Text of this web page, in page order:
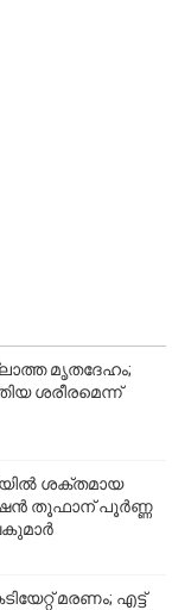
മൃതദേഹം;
ശരീരമെന്ന്
ശക്തമായ
തൂഫാന് പൂർണ്ണ
മരണം; എട്ട്